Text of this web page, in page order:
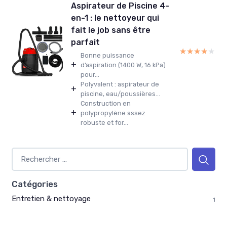
Aspirateur de Piscine 4-
en-1 : le nettoyeur qui
fait le job sans être
parfait
+
Bonne puissance
d’aspiration (1400 W, 16 kPa)
pour...
+ Polyvalent : aspirateur de
piscine, eau/poussières...
+
Construction en
polypropylène assez
robuste et for...
★★★★★
★★★★★
Catégories
Entretien & nettoyage 1